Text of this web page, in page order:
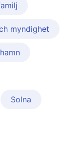
myndighet
Solna